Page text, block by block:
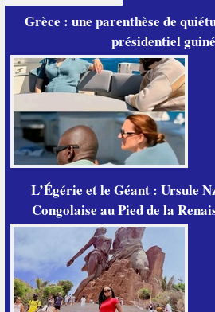
Grèce : une parenthèse de
présidentiel
L’Égérie et le Géant : Ursule
Congolaise au Pied de la